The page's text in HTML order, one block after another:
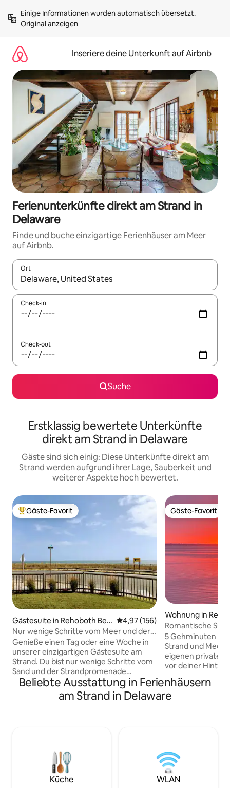
Inhalten
springenOriginal anzeigen
Inseriere deine Unterkunft auf Airbnb
Ferienunterkünfte direkt am Strand in
Delaware
Finde und buche einzigartige Ferienhäuser am Meer
auf Airbnb.
Ort
Wenn Ergebnisse verfügbar sind, navigiere mit den
Check-in
Check-out
Suche
Erstklassig bewertete Unterkünfte
direkt am Strand in Delaware
Gäste sind sich einig: Diese Unterkünfte direkt am
Strand werden aufgrund ihrer Lage, Sauberkeit und
weiterer Aspekte hoch bewertet.
Beliebter Gäste-Favorit.
Gäste-Favorit
Gästesuite in Rehoboth Bea
ch
Durchschnittliche Bewertung:
4,97 (156)
Nur wenige Schritte vom Meer und der
Promenade auf der Surf Ave.
Genieße einen Tag oder eine Woche in
unserer einzigartigen Gästesuite am
Strand. Du bist nur wenige Schritte vom
Sand und der Strandpromenade
entfernt, die dich zu den fantastischen
Restaurants und Geschäften von
Rehoboth Beach führt. Dein privater
große Unterkunft ist
HAUSTIERFREUNDLICH und verfügt
über eine hintere Terrasse, eine vordere
Terrasse, ein komplettes Badezimmer, 2
Gäste-Favorit
Gäste-Favorit
Wohnung in
h
Romantische
Sonnenuntergang
5 Gehminuten
Strand und Meer,
eigenen privaten
vor deiner
romantische
Einheit im ersten
völlig privates
dennoch nur
Restaurants,
Wassersport und
entfernt. Nimm Trolley oder Uber zum
Beliebte Ausstattung in Ferienhäusern
am Strand in Delaware
Küche WLAN